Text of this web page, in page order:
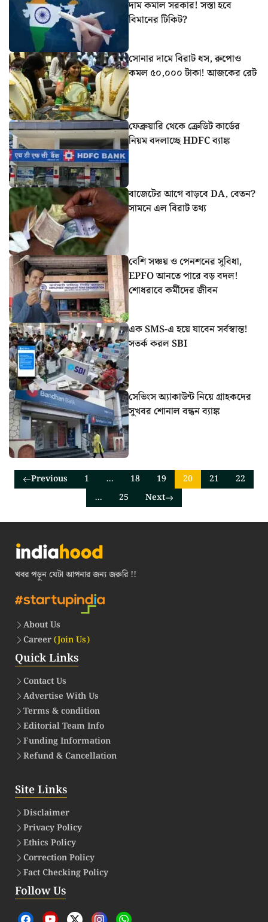
দাম কমাল সরকার! সস্তা হবে
বিমানের টিকিট?
সোনার দামে বিরাট ধস, রুপোও
কমল ৫০,০০০ টাকা! আজকের রেট
ফেব্রুয়ারি থেকে ক্রেডিট কার্ডের
নিয়ম বদলাচ্ছে HDFC ব্যাঙ্ক
বাজেটের আগে বাড়বে DA, বেতন?
সামনে এল বিরাট তথ্য
বেশি সঞ্চয় ও পেনশনের সুবিধা,
EPFO আনতে পারে বড় বদল!
শোধরাবে কর্মীদের জীবন
এক SMS-এ হয়ে যাবেন সর্বস্বান্ত!
সতর্ক করল SBI
সেভিংস অ্যাকাউন্ট নিয়ে গ্রাহকদের
সুখবর শোনাল বন্ধন ব্যাঙ্ক
Previous 1 … 18 19 20 21
22
…
25 Next
খবর পড়ুন যেটা আপনার জন্য জরুরি !!
About Us
Career(Join Us)
Quick Links
Contact Us
Advertise With Us
Terms & condition
Editorial Team Info
Funding Information
Refund & Cancellation
Site Links
Disclaimer
Privacy Policy
Ethics Policy
Correction Policy
Fact Checking Policy
Follow Us